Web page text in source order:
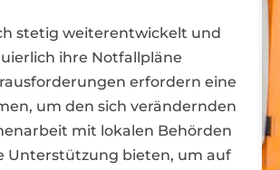
stetig weiterentwickelt und
ihre Notfallpläne
erfordern eine
um den sich verändernden
mit lokalen Behörden
Unterstützung bieten, um auf